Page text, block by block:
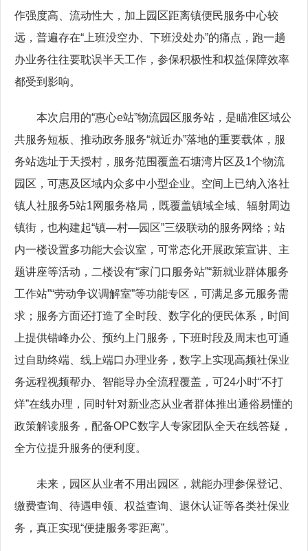
作强度高、流动性大，加上园区距离镇便民服务中心较
远，普遍存在“上班没空办、下班没处办”的痛点，跑一趟
办业务往往要耽误半天工作，参保积极性和权益保障效率
都受到影响。
本次启用的“惠心e站”物流园区服务站，是瞄准区域公
共服务短板、推动政务服务“就近办”落地的重要载体，服
务站选址于天授村，服务范围覆盖石塘湾片区及1个物流
园区，可惠及区域内众多中小型企业。空间上已纳入洛社
镇人社服务5站1网服务格局，既覆盖镇域全域、辐射周边
镇街，也构建起“镇—村—园区”三级联动的服务网络；站
内一楼设置多功能大会议室，可常态化开展政策宣讲、主
题讲座等活动，二楼设有“家门口服务站”“新就业群体服务
工作站”“劳动争议调解室”等功能专区，可满足多元服务需
求；服务方面还打造了全时段、数字化的便民体系，时间
上提供错峰办公、预约上门服务，下班时段及周末也可通
过自助终端、线上端口办理业务，数字上实现高频社保业
务远程视频帮办、智能导办全流程覆盖，可24小时“不打
烊”在线办理，同时针对新业态从业者群体推出通俗易懂的
政策解读服务，配备OPC数字人专家团队全天在线答疑，
全方位提升服务的便利度。
未来，园区从业者不用出园区，就能办理参保登记、
缴费查询、待遇申领、权益查询、退休认证等各类社保业
务，真正实现“便捷服务零距离”。